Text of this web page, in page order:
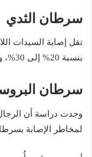
سرطان الثدي
تقل إصابة السيدات
بنسبة 20% إلى 30%، ويعد أشهر أنواع السرطان لدى السيدات.
سرطان
وجدت دراسة أن
لمخاطر الإصابة